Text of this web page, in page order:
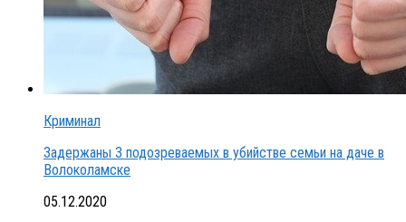
Криминал
Задержаны 3 подозреваемых в убийстве семьи на даче в
Волоколамске
05.12.2020